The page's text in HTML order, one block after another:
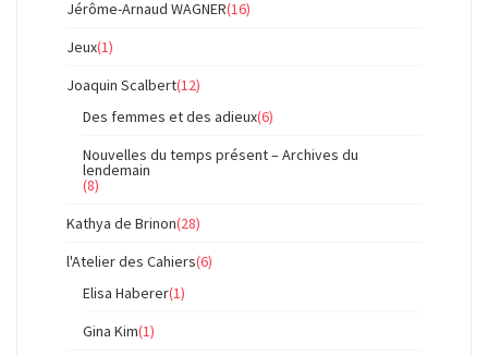
Jérôme-Arnaud WAGNER(16)
Jeux(1)
Joaquin Scalbert(12)
Des femmes et des adieux(6)
Nouvelles du temps présent – Archives du
lendemain
(8)
Kathya de Brinon(28)
l'Atelier des Cahiers(6)
Elisa Haberer(1)
Gina Kim(1)